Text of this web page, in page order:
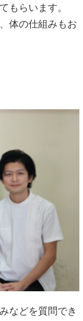
もらいます。
体の仕組みもお
などを質問でき